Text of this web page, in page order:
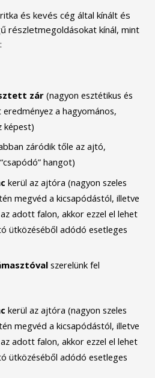
és kevés cég által kínált és
részletmegoldásokat kínál, mint
zár (nagyon esztétikus és
a hagyomános,
képest)
záródik tőle az ajtó,
hangot)
kerül az ajtóra (nagyon szeles
megvéd a kicsapódástól, illetve
adott falon, akkor ezzel el lehet
ütközéséből adódó esetleges
szerelünk fel
kerül az ajtóra (nagyon szeles
megvéd a kicsapódástól, illetve
adott falon, akkor ezzel el lehet
ütközéséből adódó esetleges